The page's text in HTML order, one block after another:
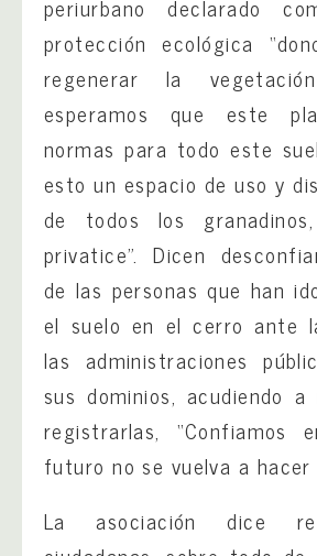
periurbano declarado
protección ecológica
regenerar la
esperamos que este
normas para todo este
esto un espacio de uso y
de todos los
privatice”. Dicen
de las personas que han
el suelo en el cerro ante
las administraciones
sus dominios, acudiendo
registrarlas, “Confiamos
futuro no se vuelva a hacer
La asociación dice